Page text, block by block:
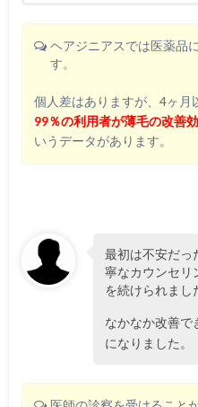
ヘアジニアスでは医薬品
す。
個人差はありますが、4ヶ月
99％の利用者が薄毛の改善
いうデータがあります。
最初は不安だっ
寧なカウンセリ
を続けられまし
なかなか改善で
になりました。